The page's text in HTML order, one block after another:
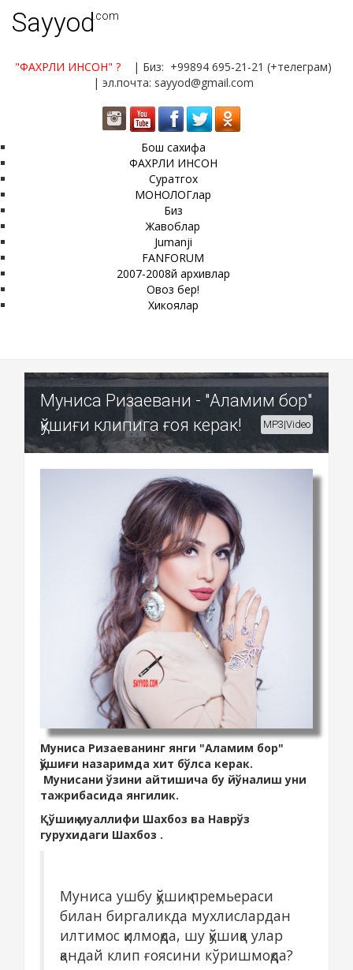
Sayyod.com
"ФАХРЛИ ИНСОН" ?
| Биз: +99894 695-21-21 (+телеграм)
| эл.почта: sayyod@gmail.com
Бош сахифа
ФАХРЛИ ИНСОН
Суратгох
МОНОЛОГлар
Биз
Жавоблар
Jumanji
FANFORUM
2007-2008й архивлар
Овоз бер!
Хикоялар
Муниса Ризаевани - "Аламим бор"
қўшиғи клипига ғоя керак!
MP3|Video
Муниса Ризаеванинг янги "Аламим бор"
қўшиғи назаримда хит бўлса керак.
Мунисани ўзини айтишича бу йўналиш уни
тажрибасида янгилик.
Қўшиқ муаллифи Шахбоз ва Наврўз
гурухидаги Шахбоз .
Муниса ушбу қўшиқ премьераси
билан биргаликда мухлислардан
илтимос қилмоқда, шу қўшиққа улар
қандай клип ғоясини кўришмоқда?